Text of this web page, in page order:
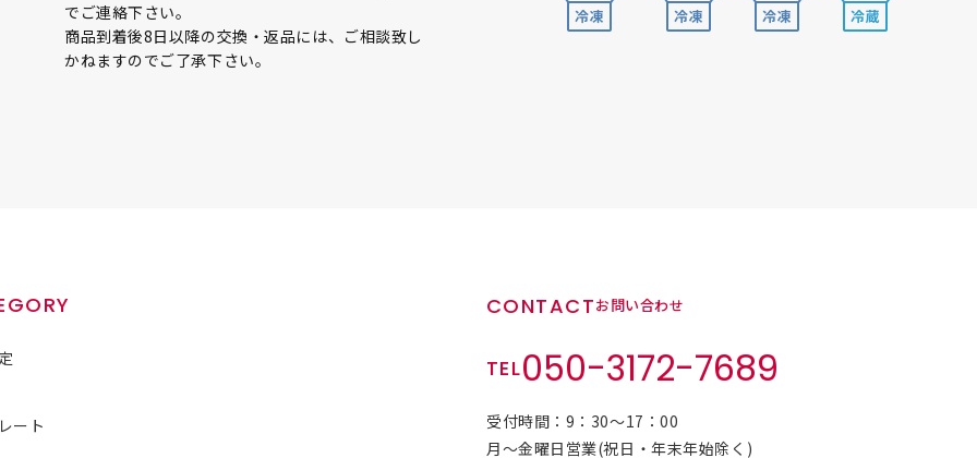
でご連絡下さい。
商品到着後8日以降の交換・返品には、ご相談致し
かねますのでご了承下さい。
ート
CONTACTお問い合わせ
TEL050-3172-7689
受付時間：9：30～17：00
月～金曜日営業(祝日・年末年始除く)